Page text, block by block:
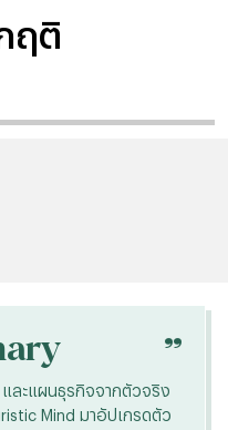
ฤติ
“
และแผนธุรกิจจากตัวจริง
Mind มาอัปเกรดตัว